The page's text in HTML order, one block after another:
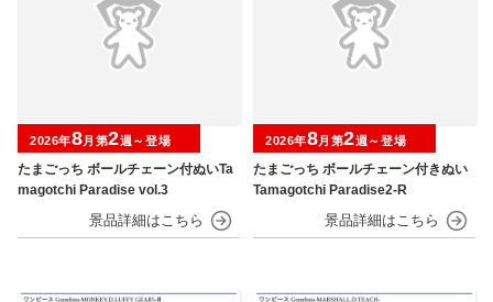
たまごっち ボールチェーン付ぬいTa
magotchi Paradise vol.3
2026年8月第2週～登場
たまごっち ボールチェーン付きぬい
Tamagotchi Paradise2-R
2026年8月第2週～登場